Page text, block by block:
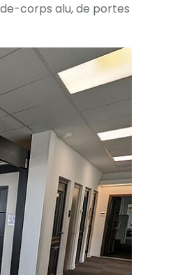
corps alu, de portes